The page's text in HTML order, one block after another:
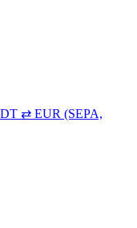
⇄ EUR (SEPA,